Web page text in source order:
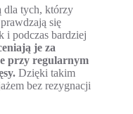
dla tych, którzy
się
i podczas bardziej
je za
przy regularnym
Dzięki takim
bez rezygnacji